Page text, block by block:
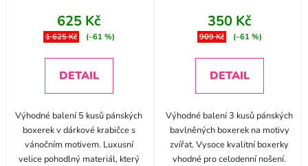
625 Kč
1 625 Kč (–61 %)
DETAIL
Výhodné balení 5 kusů pánských
boxerek v dárkové krabičce s
vánočním motivem. Luxusní
velice pohodlný materiál, který
350 Kč
909 Kč (–61 %)
DETAIL
Výhodné balení 3 kusů pánských
bavlněných boxerek na motivy
zvířat. Vysoce kvalitní boxerky
vhodné pro celodenní nošení.